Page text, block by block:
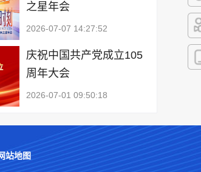
抖
快
之星年会
2026-07-07 14:27:52
庆祝中国共产党成立105
周年大会
2026-07-01 09:50:18
站地图